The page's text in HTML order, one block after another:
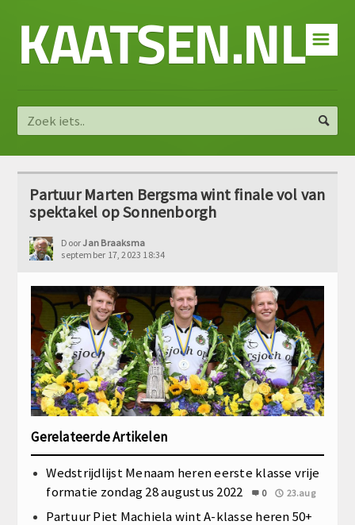
☰
KAATSEN.NL
Partuur Marten Bergsma wint finale vol van
spektakel op Sonnenborgh
DoorJan Braaksma
september 17, 2023 18:34
Gerelateerde Artikelen
Wedstrijdlijst Menaam heren eerste klasse vrije
formatie zondag 28 augustus 2022
0 23.aug
Partuur Piet Machiela wint A-klasse heren 50+